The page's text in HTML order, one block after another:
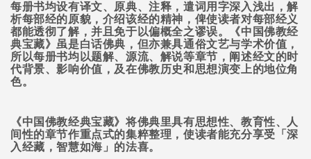
每册书均设有译文、原典、注释，遣词用字深入浅出，解
析每部经的原貌，介绍该经的精神，俾使读者对每部经义
都能透彻了解，并且免于以偏概全之谬误。《中国佛教经
典宝藏》虽是白话佛典，但亦兼具通俗文艺与学术价值，
所以每册书均以题解、源流、解说等章节，阐述经文的时
代背景、影响价值，及在佛教历史和思想演变上的地位角
色。
《中国佛教经典宝藏》将佛典里具有思想性、教育性、人
间性的章节作重点式的集粹整理，使读者能充分享受「深
入经藏，智慧如海」的法喜。